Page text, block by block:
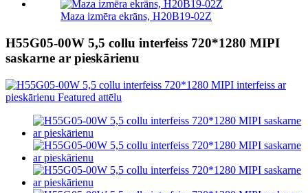
Maza izmēra ekrāns, H20B19-02Z
H55G05-00W 5,5 collu interfeiss 720*1280 MIPI
saskarne ar pieskārienu